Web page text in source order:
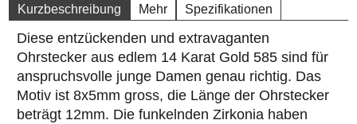
Kurzbeschreibung Mehr Spezifikationen
Diese entzückenden und extravaganten
Ohrstecker aus edlem 14 Karat Gold 585 sind für
anspruchsvolle junge Damen genau richtig. Das
Motiv ist 8x5mm gross, die Länge der Ohrstecker
beträgt 12mm. Die funkelnden Zirkonia haben